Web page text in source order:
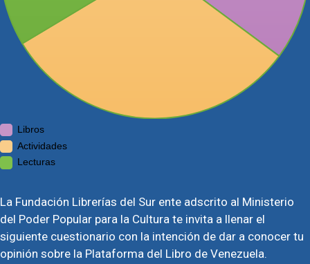
Libros
Actividades
Lecturas
La Fundación Librerías del Sur ente adscrito al Ministerio
del Poder Popular para la Cultura te invita a llenar el
siguiente cuestionario con la intención de dar a conocer tu
opinión sobre la Plataforma del Libro de Venezuela.